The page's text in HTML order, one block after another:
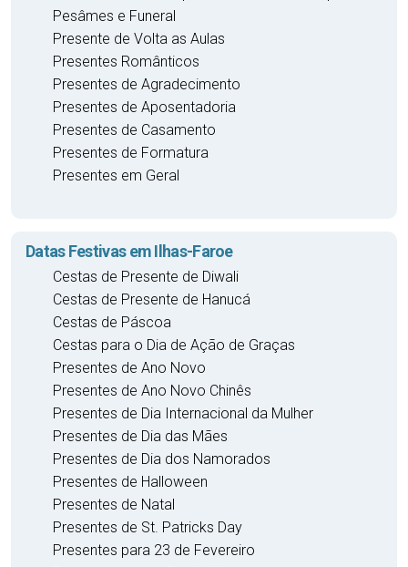
Pesâmes e Funeral
Presente de Volta as Aulas
Presentes Românticos
Presentes de Agradecimento
Presentes de Aposentadoria
Presentes de Casamento
Presentes de Formatura
Presentes em Geral
Datas Festivas em Ilhas-Faroe
Cestas de Presente de Diwali
Cestas de Presente de Hanucá
Cestas de Páscoa
Cestas para o Dia de Ação de Graças
Presentes de Ano Novo
Presentes de Ano Novo Chinês
Presentes de Dia Internacional da Mulher
Presentes de Dia das Mães
Presentes de Dia dos Namorados
Presentes de Halloween
Presentes de Natal
Presentes de St. Patricks Day
Presentes para 23 de Fevereiro